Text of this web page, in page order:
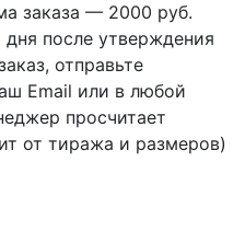
заказа — 2000 руб.
после утверждения
отправьте
Email или в любой
просчитает
от тиража и размеров)